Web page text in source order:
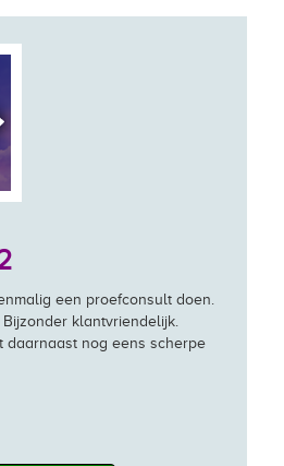
een proefconsult doen.
klantvriendelijk.
daarnaast nog eens scherpe